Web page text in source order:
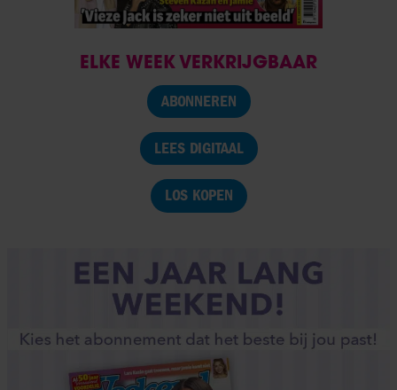
ELKE WEEK VERKRIJGBAAR
ABONNEREN
LEES DIGITAAL
LOS KOPEN